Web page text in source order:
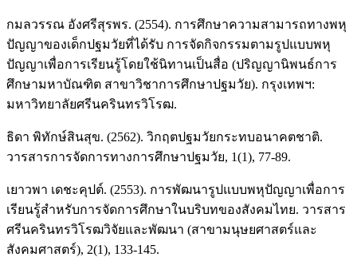
กมลวรรณ อังศรีสุรพร. (2554). การศึกษาความสามารถทางพหุ
ปัญญาของเด็กปฐมวัยที่ได้รับ การจัดกิจกรรมตามรูปแบบพหุ
ปัญญาเพื่อการเรียนรู้โดยใช้นิทานเป็นสื่อ (ปริญญานิพนธ์การ
ศึกษามหาบัณฑิต สาขาวิชาการศึกษาปฐมวัย). กรุงเทพฯ:
มหาวิทยาลัยศรีนครินทรวิโรฒ.
ธิดา พิทักษ์สินสุข. (2562). วิกฤตปฐมวัยกระทบอนาคตชาติ.
วารสารการจัดการทางการศึกษาปฐมวัย, 1(1), 77-89.
เยาวพา เดชะคุปต์. (2553). การพัฒนารูปแบบพหุปัญญาเพื่อการ
เรียนรู้สำหรับการจัดการศึกษาในบริบทของสังคมไทย. วารสาร
ศรีนครินทรวิโรฒวิจัยและพัฒนา (สาขามนุษยศาสตร์และ
สังคมศาสตร์), 2(1), 133-145.